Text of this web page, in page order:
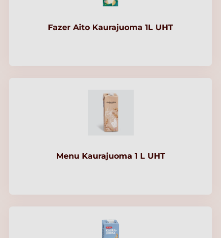
Fazer Aito Kaurajuoma 1L UHT
Menu Kaurajuoma 1 L UHT